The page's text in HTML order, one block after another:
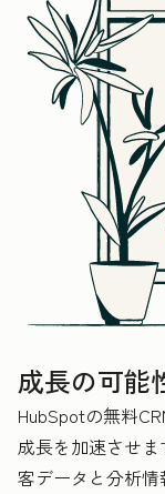
成長の可能
HubSpotの無料
成長を加速させ
客データと分析